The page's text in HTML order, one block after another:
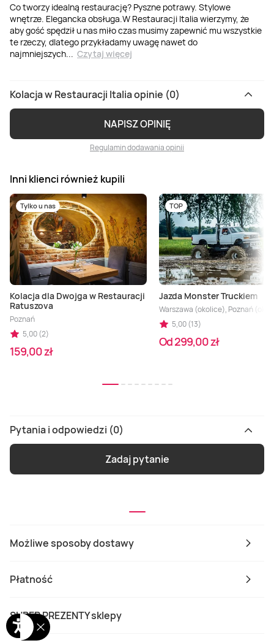
Możliwe sposoby dostawy
Płatność
SUPER PREZENTY sklepy
Co tworzy idealną restaurację? Pyszne potrawy. Stylowe
wnętrze. Elegancka obsługa.W Restauracji Italia wierzymy, że
aby gość spędził u nas miło czas musimy zapewnić mu wszystkie
te rzeczy, dlatego przykładamy uwagę nawet do
najmniejszych
Czytaj więcej
Kolacja w Restauracji Italia opinie (0)
NAPISZ OPINIĘ
Regulamin dodawania opinii
Inni klienci również kupili
Tylko u nas
Kolacja dla Dwojga w Restauracji
Ratuszova
Poznań
5,00 (2)
159,00 zł
TOP
Jazda Monster Truckiem
Warszawa (okolice), Poznań
5,00 (13)
Od 299,00 zł
Pytania i odpowiedzi (0)
Zadaj pytanie